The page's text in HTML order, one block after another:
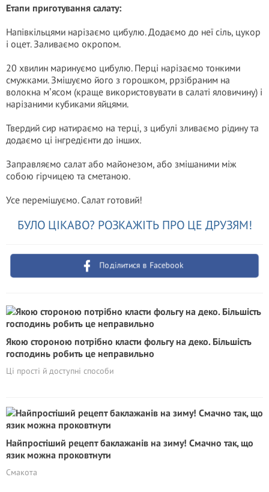
Етапи приготування салату:
Напівкільцями нарізаємо цибулю. Додаємо до неї сіль, цукор
і оцет. Заливаємо окропом.
20 хвилин маринуємо цибулю. Перці нарізаємо тонкими
смужками. Змішуємо його з горошком, ррзібраним на
волокна мʼясом (краще використовувати в салаті яловичину) і
нарізаними кубиками яйцями.
Твердий сир натираємо на терці, з цибулі зливаємо рідину та
додаємо ці інгредієнти до інших.
Заправляємо салат або майонезом, або змішаними між
собою гірчицею та сметаною.
Усе перемішуємо. Салат готовий!
БУЛО ЦІКАВО? РОЗКАЖІТЬ ПРО ЦЕ ДРУЗЯМ!
Поділитися в Facebook
Якою стороною потрібно класти фольгу на деко. Більшість
господинь робить це неправильно
Ці прості й доступні способи
Найпростіший рецепт баклажанів на зиму! Смачно так, що
язик можна проковтнути
Смакота